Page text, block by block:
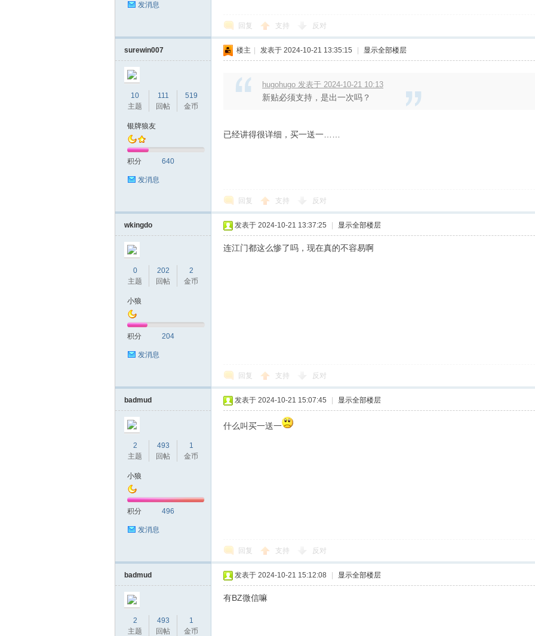
发消息
回复 支持 反对
surewin007
10
主题
111
回帖
519
金币
银牌狼友
积分 640
发消息
楼主 发表于 2024-10-21 13:35:15 显示全部楼层
hugohugo 发表于 2024-10-21 10:13
新贴必须支持，是出一次吗？
已经讲得很详细，买一送一……
回复 支持 反对
wkingdo
0
主题
202
回帖
2
金币
小狼
积分 204
发消息
发表于 2024-10-21 13:37:25 显示全部楼层
连江门都这么惨了吗，现在真的不容易啊
回复 支持 反对
badmud
2
主题
493
回帖
1
金币
小狼
积分 496
发消息
发表于 2024-10-21 15:07:45 显示全部楼层
什么叫买一送一
回复 支持 反对
badmud
2
主题
493
回帖
1
金币
发表于 2024-10-21 15:12:08 显示全部楼层
有BZ微信嘛